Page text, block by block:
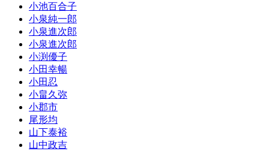
小池百合子
小泉純一郎
小泉進次郎
小泉進次郎
小渕優子
小田幸暢
小田忍
小畠久弥
小郡市
尾形均
山下泰裕
山中政吉